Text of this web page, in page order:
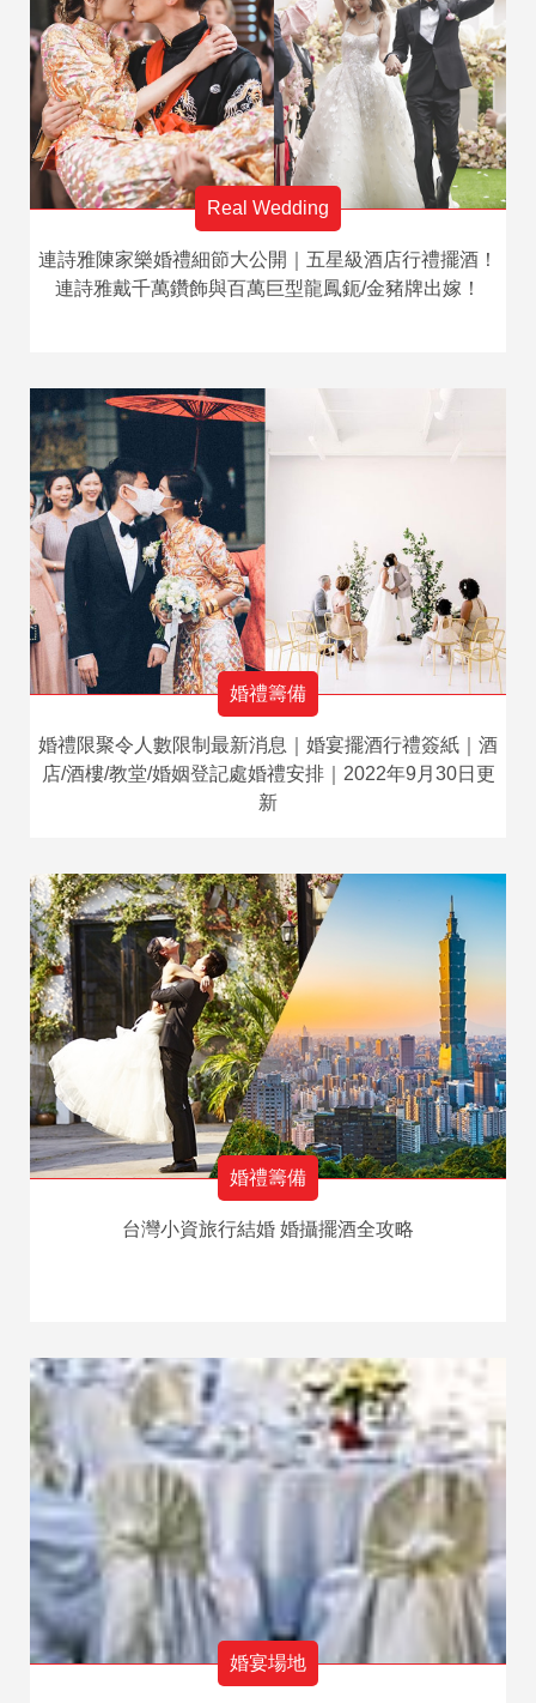
Real Wedding
連詩雅陳家樂婚禮細節大公開｜五星級酒店行禮擺酒！
連詩雅戴千萬鑽飾與百萬巨型龍鳳鈪/金豬牌出嫁！
婚禮籌備
婚禮限聚令人數限制最新消息｜婚宴擺酒行禮簽紙｜酒
店/酒樓/教堂/婚姻登記處婚禮安排｜2022年9月30日更
新
婚禮籌備
台灣小資旅行結婚 婚攝擺酒全攻略
婚宴場地